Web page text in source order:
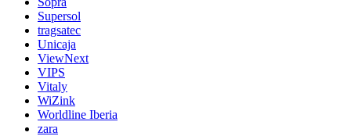
Supersol
tragsatec
Unicaja
ViewNext
VIPS
Vitaly
WiZink
Worldline Iberia
zara